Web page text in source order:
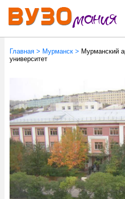
Главная> Мурманск> Мурманский
университет